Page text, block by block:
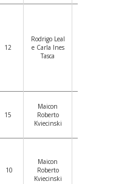
12
Rodrigo Leal
e Carla Ines
Tasca
15
Maicon
Roberto
Kviecinski
10
Maicon
Roberto
Kviecinski